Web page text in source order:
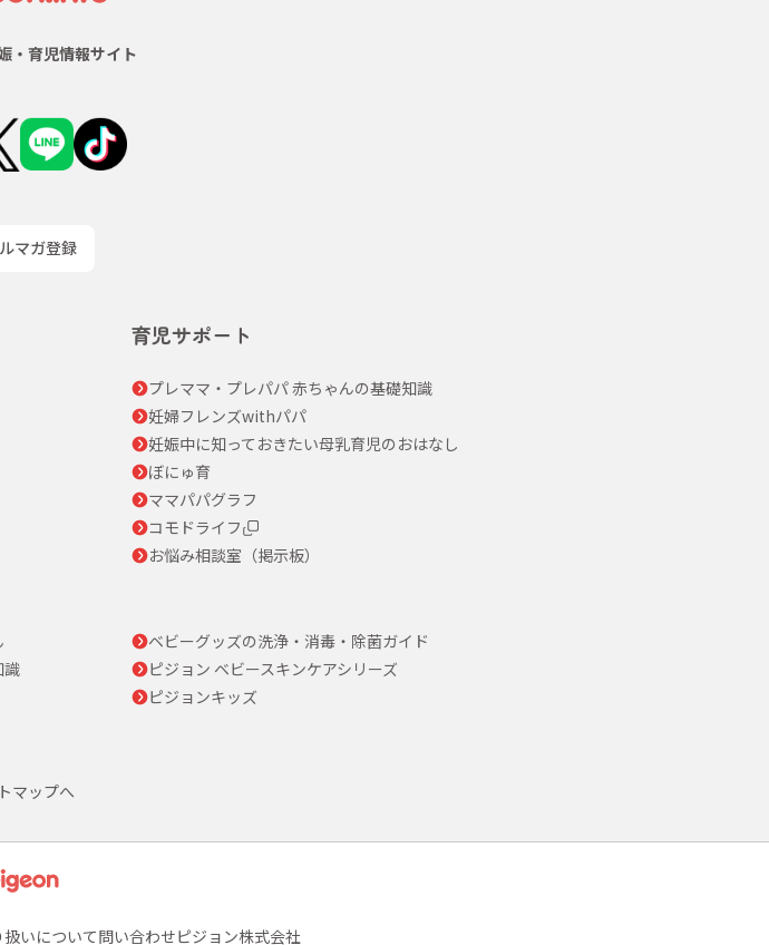
・育児情報サイト
マガ登録
育児サポート
プレママ・プレパパ 赤ちゃんの基礎知識
妊婦フレンズwithパパ
妊娠中に知っておきたい母乳育児のおはなし
ぼにゅ育
ママパパグラフ
コモドライフ
お悩み相談室（掲示板）
ベビーグッズの洗浄・消毒・除菌ガイド
識
ピジョン ベビースキンケアシリーズ
ピジョンキッズ
マップへ
いについて問い合わせピジョン株式会社